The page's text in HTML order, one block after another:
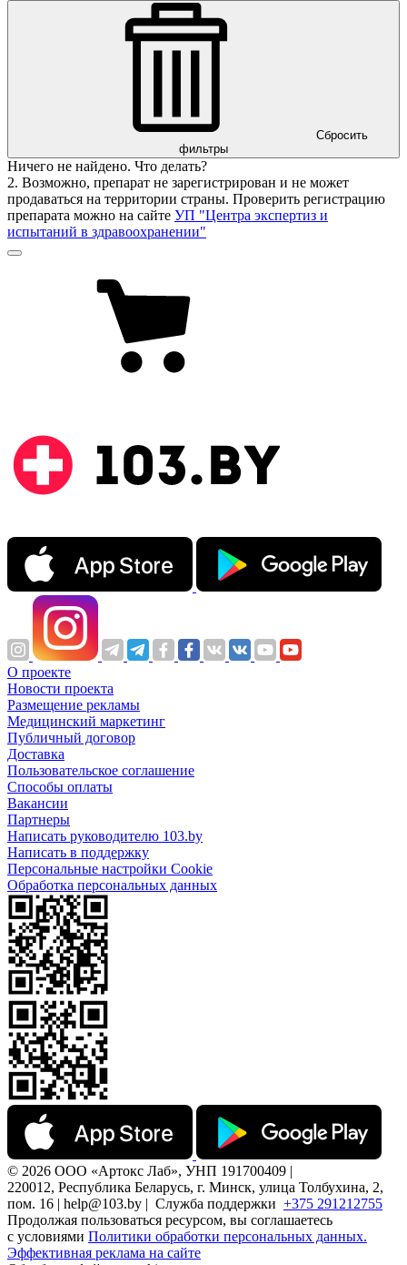
Сбросить
фильтры
Ничего не найдено. Что делать?
2. Возможно, препарат не зарегистрирован и не может
продаваться на территории страны. Проверить регистрацию
препарата можно на сайте УП "Центра экспертиз и
испытаний в здравоохранении"
О проекте
Новости проекта
Размещение рекламы
Медицинский маркетинг
Публичный договор
Доставка
Пользовательское соглашение
Способы оплаты
Вакансии
Партнеры
Написать руководителю 103.by
Написать в поддержку
Персональные настройки Cookie
Обработка персональных данных
© 2026 ООО «Артокс Лаб», УНП 191700409 |
220012, Республика Беларусь, г. Минск, улица Толбухина, 2,
пом. 16 | help@103.by | Служба поддержки +375 291212755
Продолжая пользоваться ресурсом, вы соглашаетесь
с условиями Политики обработки персональных данных.
Эффективная реклама на сайте